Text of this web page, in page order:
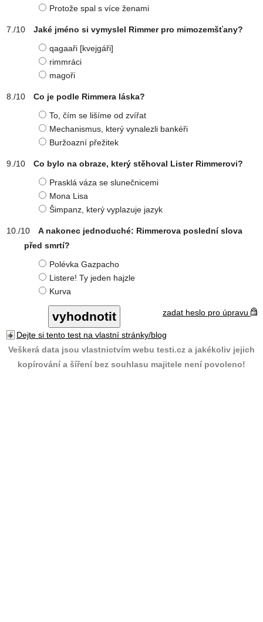
Protože spal s více ženami
Jaké jméno si vymyslel Rimmer pro mimozemšťany?
qagaaři [kvejgáři]
rimmráci
magoři
Co je podle Rimmera láska?
To, čím se lišíme od zvířat
Mechanismus, který vynalezli bankéři
Buržoazní přežitek
Co bylo na obraze, který stěhoval Lister Rimmerovi?
Prasklá váza se slunečnicemi
Mona Lisa
Šimpanz, který vyplazuje jazyk
A nakonec jednoduché: Rimmerova poslední slova
před smrtí?
Polévka Gazpacho
Listere! Ty jeden hajzle
Kurva
zadat heslo pro úpravu
Dejte si tento test na vlastní stránky/blog
Veškerá data jsou vlastnictvím webu testi.cz a jakékoliv jejich
kopírování a šíření bez souhlasu majitele není povoleno!